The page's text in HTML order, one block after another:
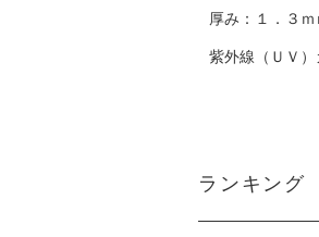
厚み：１．３ｍ
紫外線（ＵＶ）
ランキング